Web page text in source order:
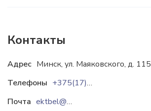
Контакты
Адрес Минск, ул. Маяковского, д. 115
Телефоны
+375(17)317-05-08
Почта
ektbel@mail.ru